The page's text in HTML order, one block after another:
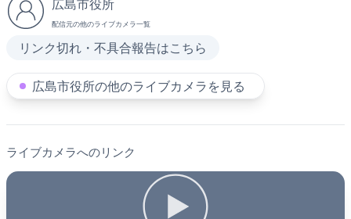
配信元の他のライブカメラ一覧
リンク切れ・不具合報告はこちら
広島市役所の他のライブカメラを見る
ライブカメラへのリンク